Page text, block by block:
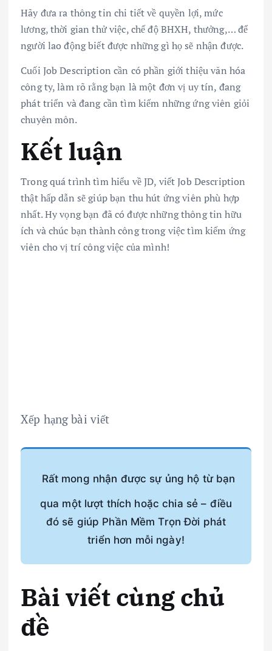
Hãy đưa ra thông tin chi tiết về quyền lợi, mức
lương, thời gian thử việc, chế độ BHXH, thưởng,… để
người lao động biết được những gì họ sẽ nhận được.
Cuối Job Description cần có phần giới thiệu văn hóa
công ty, làm rõ rằng bạn là một đơn vị uy tín, đang
phát triển và đang cần tìm kiếm những ứng viên giỏi
chuyên môn.
Kết luận
Trong quá trình tìm hiểu về JD, viết Job Description
thật hấp dẫn sẽ giúp bạn thu hút ứng viên phù hợp
nhất. Hy vọng bạn đã có được những thông tin hữu
ích và chúc bạn thành công trong việc tìm kiếm ứng
viên cho vị trí công việc của mình!
Xếp hạng bài viết
Rất mong nhận được sự ủng hộ từ bạn
qua một lượt thích hoặc chia sẻ – điều
đó sẽ giúp Phần Mềm Trọn Đời phát
triển hơn mỗi ngày!
Bài viết cùng chủ
đề